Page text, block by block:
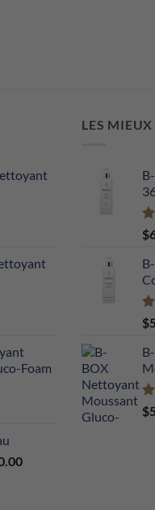
Foam
Price
LES MIEUX
$
$
$